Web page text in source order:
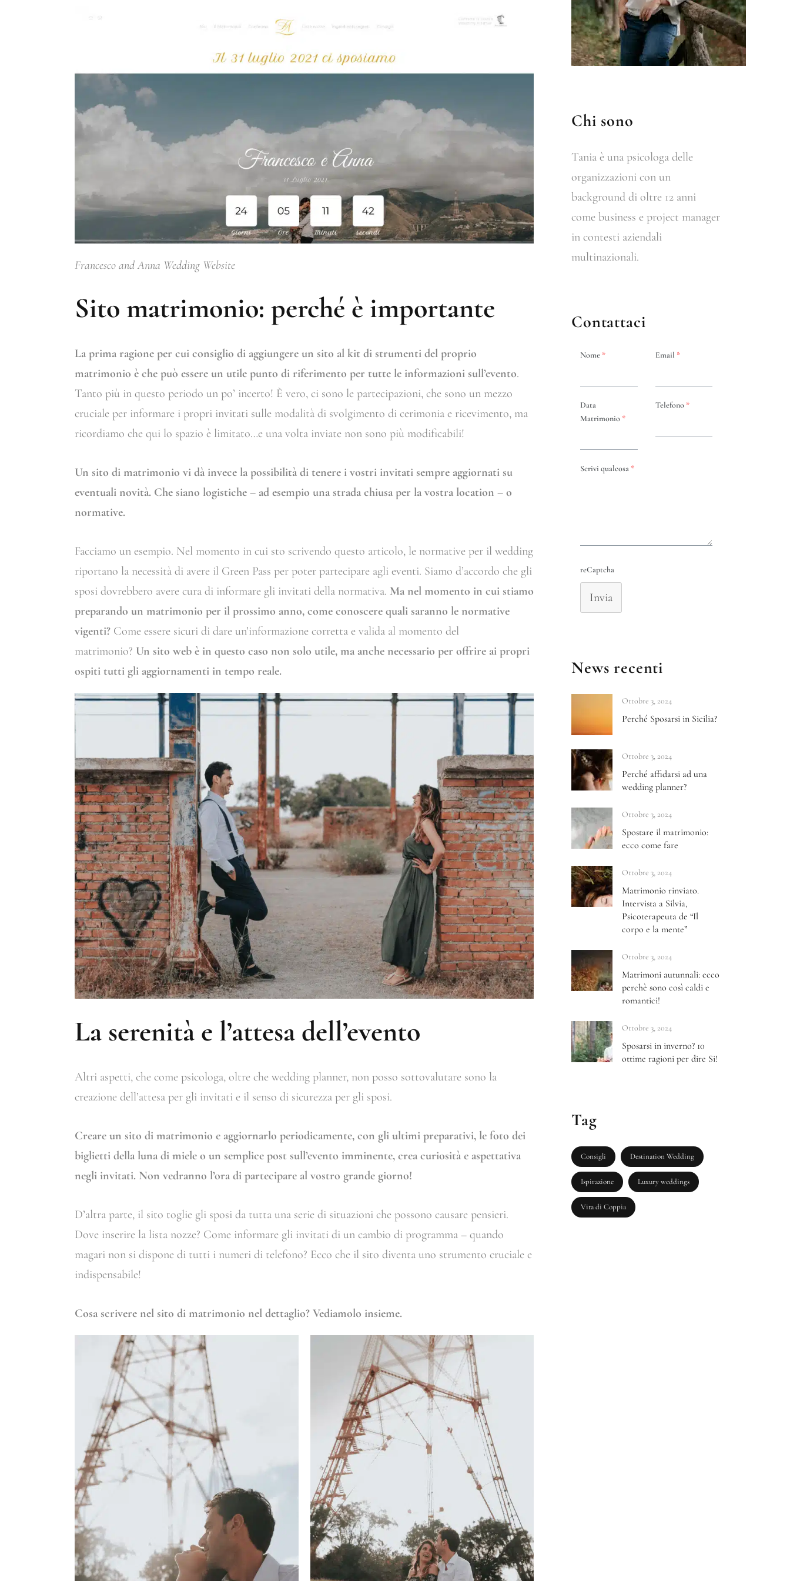
Francesco and Anna Wedding Website
Sito matrimonio: perché è importante
La prima ragione per cui consiglio di aggiungere un sito al kit di strumenti del proprio
matrimonio è che può essere un utile punto di riferimento per tutte le informazioni sull’evento.
Tanto più in questo periodo un po’ incerto! È vero, ci sono le partecipazioni, che sono un mezzo
cruciale per informare i propri invitati sulle modalità di svolgimento di cerimonia e ricevimento, ma
ricordiamo che qui lo spazio è limitato…e una volta inviate non sono più modificabili!
Un sito di matrimonio vi dà invece la possibilità di tenere i vostri invitati sempre aggiornati su
eventuali novità. Che siano logistiche – ad esempio una strada chiusa per la vostra location – o
normative.
Facciamo un esempio. Nel momento in cui sto scrivendo questo articolo, le normative per il wedding
riportano la necessità di avere il Green Pass per poter partecipare agli eventi. Siamo d’accordo che gli
sposi dovrebbero avere cura di informare gli invitati della normativa. Ma nel momento in cui stiamo
preparando un matrimonio per il prossimo anno, come conoscere quali saranno le normative
vigenti? Come essere sicuri di dare un’informazione corretta e valida al momento del
matrimonio? Un sito web è in questo caso non solo utile, ma anche necessario per offrire ai propri
ospiti tutti gli aggiornamenti in tempo reale.
La serenità e l’attesa dell’evento
Altri aspetti, che come psicologa, oltre che wedding planner, non posso sottovalutare sono la
creazione dell’attesa per gli invitati e il senso di sicurezza per gli sposi.
Creare un sito di matrimonio e aggiornarlo periodicamente, con gli ultimi preparativi, le foto dei
biglietti della luna di miele o un semplice post sull’evento imminente, crea curiosità e aspettativa
negli invitati. Non vedranno l’ora di partecipare al vostro grande giorno!
D’altra parte, il sito toglie gli sposi da tutta una serie di situazioni che possono causare pensieri.
Dove inserire la lista nozze? Come informare gli invitati di un cambio di programma – quando
magari non si dispone di tutti i numeri di telefono? Ecco che il sito diventa uno strumento cruciale e
indispensabile!
Cosa scrivere nel sito di matrimonio nel dettaglio? Vediamolo insieme.
Chi sono
Tania è una psicologa delle
organizzazioni con un
background di oltre 12 anni
come business e project manager
in contesti aziendali
multinazionali.
Contattaci
Nome * Email *
Data
Matrimonio *
Telefono *
Scrivi qualcosa *
reCaptcha
Invia
News recenti
Ottobre 3, 2024
Perché Sposarsi in Sicilia?
Ottobre 3, 2024
Perché affidarsi ad una
wedding planner?
Ottobre 3, 2024
Spostare il matrimonio:
ecco come fare
Ottobre 3, 2024
Matrimonio rinviato.
Intervista a Silvia,
Psicoterapeuta de “Il
corpo e la mente”
Ottobre 3, 2024
Matrimoni autunnali: ecco
perchè sono così caldi e
romantici!
Ottobre 3, 2024
Sposarsi in inverno? 10
ottime ragioni per dire Si!
Tag
Consigli Destination Wedding
Ispirazione Luxury weddings
Vita di Coppia